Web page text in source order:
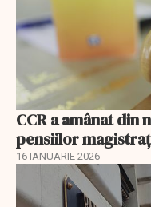
CCR a amânat
pensiilor
16 IANUARIE 2026